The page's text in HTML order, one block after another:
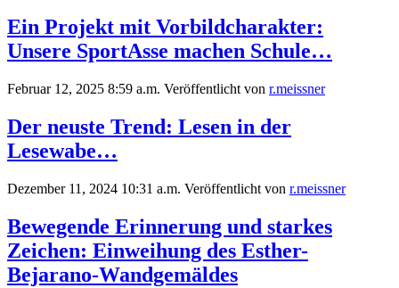
Ein Projekt mit Vorbildcharakter:
Unsere SportAsse machen Schule…
Februar 12, 2025 8:59 a.m. Veröffentlicht von r.meissner
Der neuste Trend: Lesen in der
Lesewabe…
Dezember 11, 2024 10:31 a.m. Veröffentlicht von r.meissner
Bewegende Erinnerung und starkes
Zeichen: Einweihung des Esther-
Bejarano-Wandgemäldes